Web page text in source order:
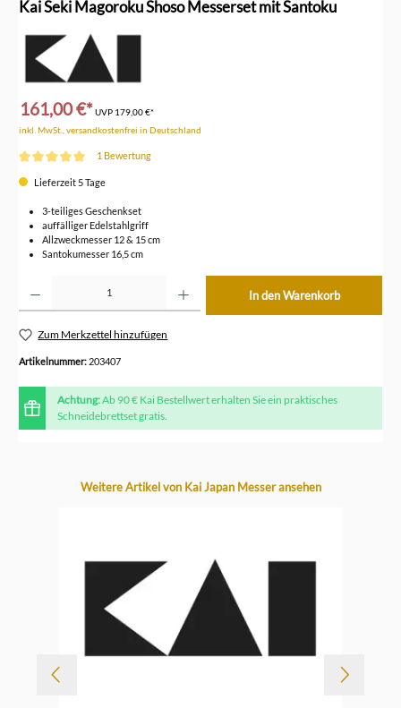
Kai Seki Magoroku Shoso Messerset mit Santoku
161,00 €*UVP 179,00 €*
inkl. MwSt., versandkostenfrei in Deutschland
1 Bewertung
Lieferzeit 5 Tage
3-teiliges Geschenkset
auffälliger Edelstahlgriff
Allzweckmesser 12 & 15 cm
Santokumesser 16,5 cm
In den Warenkorb
Zum Merkzettel hinzufügen
Artikelnummer: 203407
Achtung:Ab 90 € Kai Bestellwert erhalten Sie ein praktisches
Schneidebrettset gratis.
Produktgalerie überspringen
Weitere Artikel von Kai Japan Messer ansehen